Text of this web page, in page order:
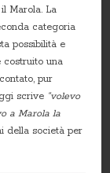
Marola. La
categoria
possibilità e
costruito una
pur
scrive “volevo
a Marola la
della società per